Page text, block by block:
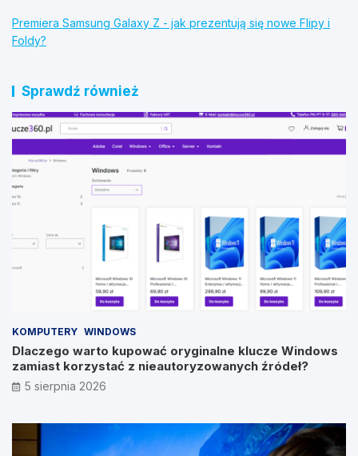
Premiera Samsung Galaxy Z - jak prezentują się nowe Flipy i
Foldy?
Sprawdź również
KOMPUTERY WINDOWS
Dlaczego warto kupować oryginalne klucze Windows
zamiast korzystać z nieautoryzowanych źródeł?
5 sierpnia 2026